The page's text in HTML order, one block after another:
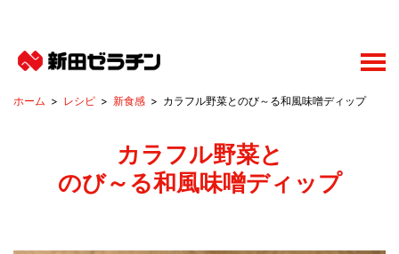
レシピ 新食感 カラフル野菜とのび～る和風味噌ディップ
カラフル野菜と
のび～る和風味噌ディップ